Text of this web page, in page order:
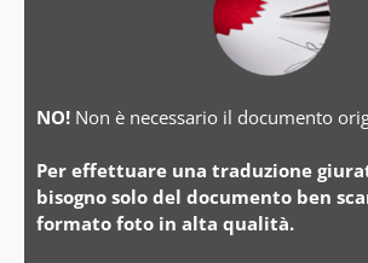
NO! Non è necessario il documento
Per effettuare una traduzione
bisogno solo del documento ben
formato foto in alta qualità.